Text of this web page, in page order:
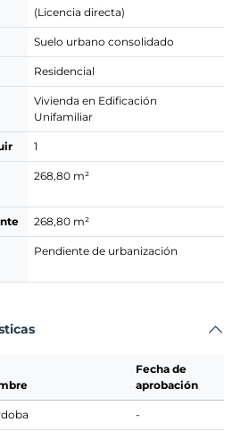
(Licencia directa)
Suelo urbano consolidado
Residencial
Vivienda en Edificación
Unifamiliar
1
268,80 m²
268,80 m²
Pendiente de urbanización
Fecha de
aprobación
-